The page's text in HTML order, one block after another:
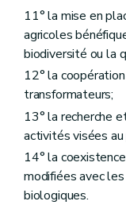
Art.
Art.
Art.
Chapitre II
Section 1
Art.
Art.
Art.
Art.
Section 2
Art.
Sous-
11° la mise en
agricoles
biodiversité ou la
12° la
transformateurs;
13° la recherche
activités visées au
14° la
modifiées avec
biologiques.